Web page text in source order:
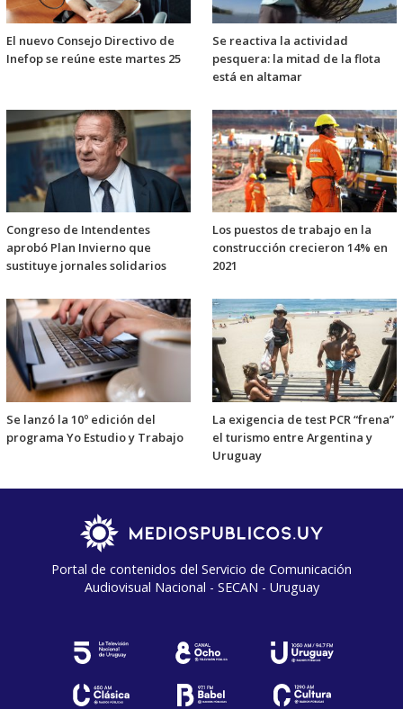
El nuevo Consejo Directivo de
Inefop se reúne este martes 25
Se reactiva la actividad
pesquera: la mitad de la flota
está en altamar
Congreso de Intendentes
aprobó Plan Invierno que
sustituye jornales solidarios
Los puestos de trabajo en la
construcción crecieron 14% en
2021
Se lanzó la 10º edición del
programa Yo Estudio y Trabajo
La exigencia de test PCR “frena”
el turismo entre Argentina y
Uruguay
Portal de contenidos del Servicio de Comunicación
Audiovisual Nacional - SECAN - Uruguay